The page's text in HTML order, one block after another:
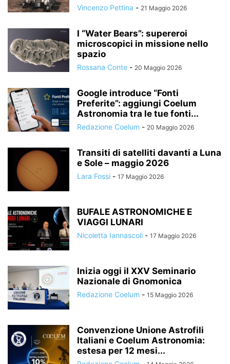
Vincenzo Pettina - 21 Maggio 2026
I “Water Bears”: supereroi
microscopici in missione nello
spazio
Rossana Conte - 20 Maggio 2026
Google introduce “Fonti
Preferite”: aggiungi Coelum
Astronomia tra le tue fonti...
Redazione Coelum - 20 Maggio 2026
Transiti di satelliti davanti a Luna
e Sole – maggio 2026
Lara Fossi - 17 Maggio 2026
BUFALE ASTRONOMICHE E
VIAGGI LUNARI
Nicoletta Iannascoli - 17 Maggio 2026
Inizia oggi il XXV Seminario
Nazionale di Gnomonica
Redazione Coelum - 15 Maggio 2026
Convenzione Unione Astrofili
Italiani e Coelum Astronomia:
estesa per 12 mesi...